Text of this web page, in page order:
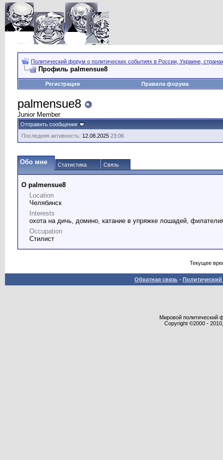
Политический форум о политических событиях в России, Украине,
Профиль palmensue8
Регистрация Правила форума
palmensue8
Junior Member
Отправить сообщение
Последняя активность: 12.08.2025 23:06
Обо мне Статистика Связь
О palmensue8
Location
Челябинск
Interests
охота на дичь, домино, катание в упряжке лошадей,
Occupation
Стилист
Текущее
Обратная связь -
Мировой политический
Copyright ©2000 -